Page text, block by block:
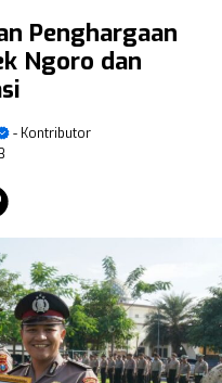
Penghargaan
Ngoro dan
- Kontributor